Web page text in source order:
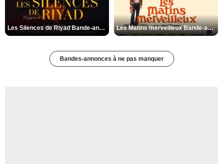
Les Silences de Riyad Bande-annonce VO STFR Les Matins merveilleux Bande-annonce VF
Bandes-annonces à ne pas manquer